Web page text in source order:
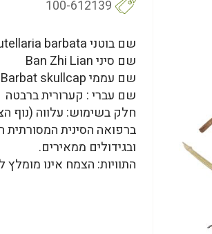
100-612139
שם בוטני Scutellaria barbata
שם סיני Ban Zhi Lian
שם עממי Barbat skullcap
שם עברי : קערורית ברבטה
חלק בשימוש: עלווה (נוף
ברפואה הסינית
ובגידולים ממאירים.
התוויות: הצמח אינו